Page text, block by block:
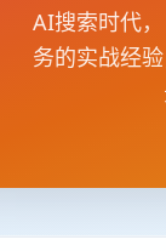
AI搜索时代
务的实战经